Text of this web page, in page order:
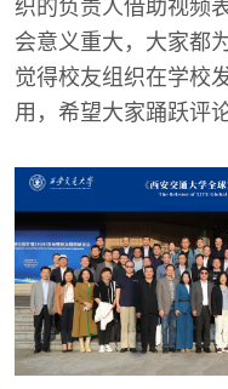
织的负责人借助视频
会意义重大，大家都
觉得校友组织在学校
用，希望大家踊跃评